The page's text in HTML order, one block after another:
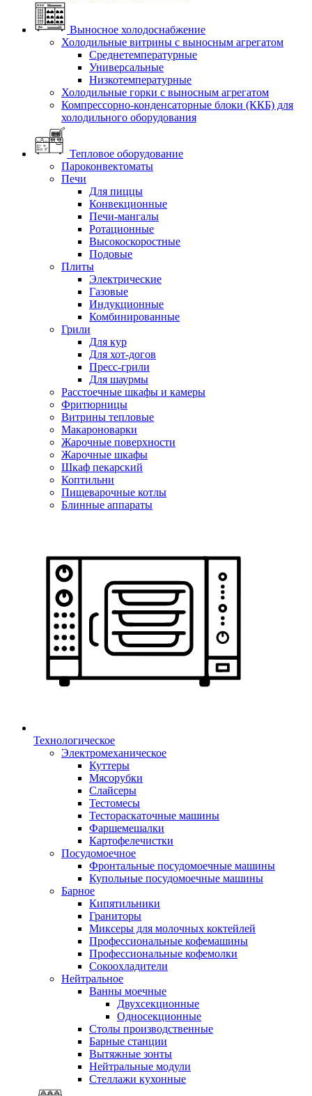
Выносное холодоснабжение
Холодильные витрины с выносным агрегатом
Среднетемпературные
Универсальные
Низкотемпературные
Холодильные горки с выносным агрегатом
Компрессорно-конденсаторные блоки (ККБ) для
холодильного оборудования
Тепловое оборудование
Пароконвектоматы
Печи
Для пиццы
Конвекционные
Печи-мангалы
Ротационные
Высокоскоростные
Подовые
Плиты
Электрические
Газовые
Индукционные
Комбинированные
Грили
Для кур
Для хот-догов
Пресс-грили
Для шаурмы
Расстоечные шкафы и камеры
Фритюрницы
Витрины тепловые
Макароноварки
Жарочные поверхности
Жарочные шкафы
Шкаф пекарский
Коптильни
Пищеварочные котлы
Блинные аппараты
Технологическое
Электромеханическое
Куттеры
Мясорубки
Слайсеры
Тестомесы
Тестораскаточные машины
Фаршемешалки
Картофелечистки
Посудомоечное
Фронтальные посудомоечные машины
Купольные посудомоечные машины
Барное
Кипятильники
Граниторы
Миксеры для молочных коктейлей
Профессиональные кофемашины
Профессиональные кофемолки
Сокоохладители
Нейтральное
Ванны моечные
Двухсекционные
Односекционные
Столы производственные
Барные станции
Вытяжные зонты
Нейтральные модули
Стеллажи кухонные